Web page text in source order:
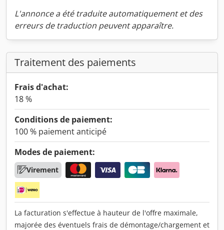
L'annonce a été traduite automatiquement et des
erreurs de traduction peuvent apparaître.
Traitement des paiements
Frais d'achat:
18 %
Conditions de paiement:
100 % paiement anticipé
Modes de paiement:
Virement
La facturation s'effectue à hauteur de l'offre maximale,
majorée des éventuels frais de démontage/chargement et